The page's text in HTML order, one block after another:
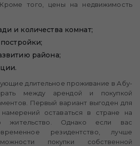
того, цены на недвижимость
и количества комнат;
постройки;
района;
длительное проживание в Абу-
между арендой и покупкой
Первый вариант выгоден для
оставаться в стране на
жительство. Однако если вас
резидентство, лучше
покупки собственной